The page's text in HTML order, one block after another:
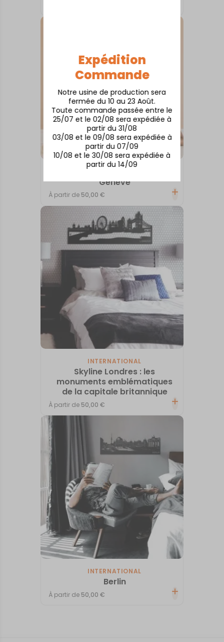
Expédition
Commande
Notre usine de production sera
fermée du 10 au 23 Août.
Toute commande passée entre le
25/07 et le 02/08 sera expédiée à
partir du 31/08
03/08 et le 09/08 sera expédiée à
partir du 07/09
10/08 et le 30/08 sera expédiée à
partir du 14/09
Genève
À partir de 50,00€
INTERNATIONAL
Skyline Londres : les
monuments emblématiques
de la capitale britannique
À partir de 50,00€
INTERNATIONAL
Berlin
À partir de 50,00€